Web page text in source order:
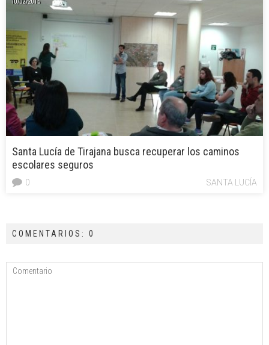
Santa Lucía de Tirajana busca recuperar los caminos
escolares seguros
SANTA LUCÍA
0
COMENTARIOS: 0